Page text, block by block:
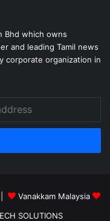
Bhd which owns
and leading Tamil news
corporate organization in
Vanakkam Malaysia
SOLUTIONS